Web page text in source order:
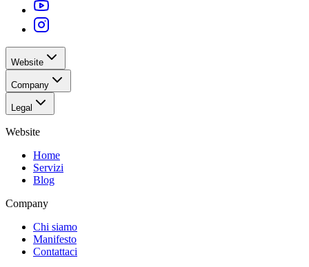
Website
Company
Legal
Website
Home
Servizi
Blog
Company
Chi siamo
Manifesto
Contattaci